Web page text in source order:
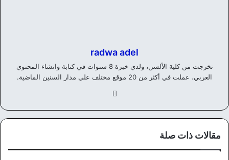
radwa adel
تخرجت من كلية الألسن، ولدي خبرة 8 سنوات في كتابة وانشاء المحتوي
العربي، عملت في أكثر من 20 موقع مختلف علي مدار السنين الماضية.
وك
مقالات ذات صلة